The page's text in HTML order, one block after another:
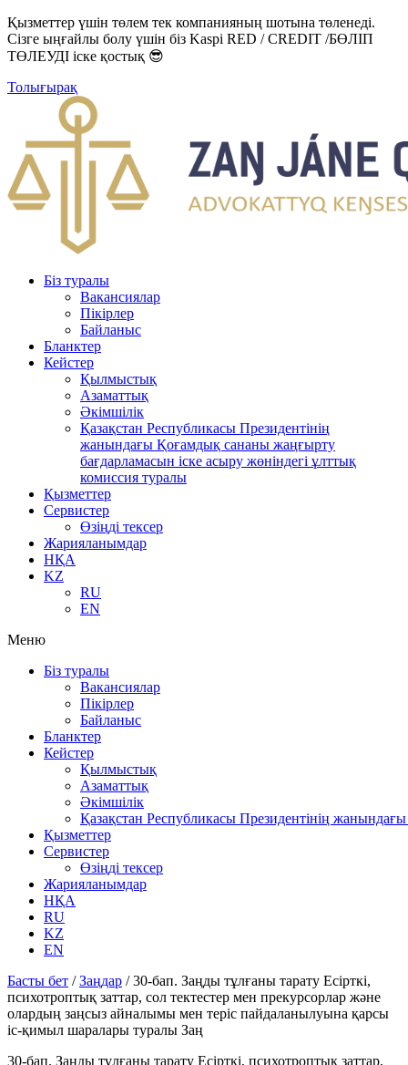
Қызметтер үшін төлем тек компанияның шотына төленеді.
Сізге ыңғайлы болу үшін біз Kaspi RED / CREDIT /БӨЛІП
ТӨЛЕУДІ іске қостық 😎
Толығырақ
Біз туралы
Вакансиялар
Пікірлер
Байланыс
Бланктер
Кейстер
Қылмыстық
Азаматтық
Әкімшілік
Қазақстан Республикасы Президентінің
жанындағы Қоғамдық сананы жаңғырту
бағдарламасын іске асыру жөніндегі ұлттық
комиссия туралы
Қызметтер
Сервистер
Өзіңді тексер
Жарияланымдар
НҚА
KZ
RU
EN
Меню
Біз туралы
Вакансиялар
Пікірлер
Байланыс
Бланктер
Кейстер
Қылмыстық
Азаматтық
Әкімшілік
Қазақстан Республикасы Президентінің
Қызметтер
Сервистер
Өзіңді тексер
Жарияланымдар
НҚА
RU
KZ
EN
Басты бет /Заңдар /30-бап. Заңды тұлғаны тарату Есiрткi,
психотроптық заттар, сол тектестер мен прекурсорлар және
олардың заңсыз айналымы мен терiс пайдаланылуына қарсы
iс-қимыл шаралары туралы Заң
30-бап. Заңды тұлғаны тарату Есiрткi, психотроптық заттар,